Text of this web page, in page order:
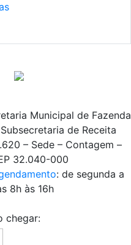
Municipal de Fazenda
de Receita
– Sede – Contagem –
32.040-000
: de segunda a
8h às 16h
chegar: